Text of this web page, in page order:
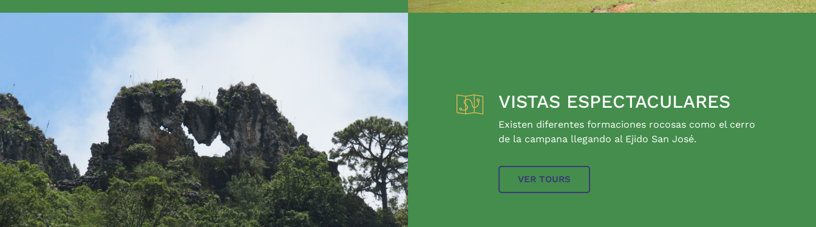
VISTAS ESPECTACULARES
Existen diferentes formaciones rocosas como el cerro
de la campana llegando al Ejido San José.
VER TOURS